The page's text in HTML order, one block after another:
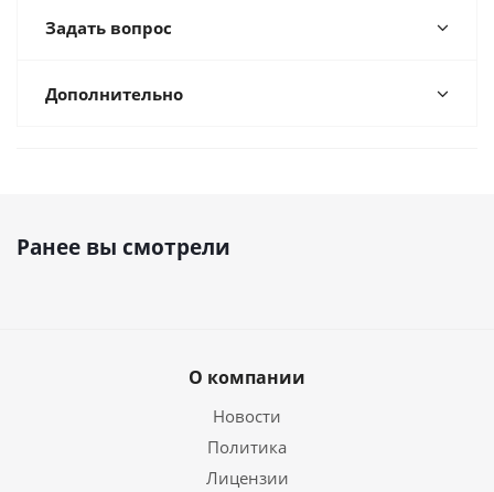
Задать вопрос
Дополнительно
Ранее вы смотрели
О компании
Новости
Политика
Лицензии